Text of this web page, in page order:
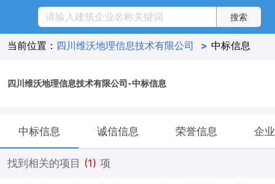
当前位置： 四川维沃地理信息技术有限公司 > 中标信息
四川维沃地理信息技术有限公司-中标信息
中标信息 诚信信息 荣誉信息 企
找到相关的项目 (1) 项